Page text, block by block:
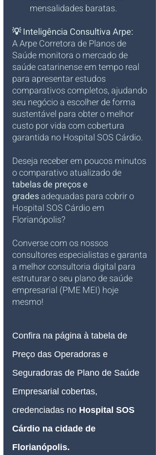
mensalidades baratas.
💡 Inteligência Consultiva Arpe:
A Arpe Corretora de Planos de
Saúde monitora o mercado de
saúde catarinense em tempo real
para apresentar estudos
comparativos completos, ajudando
seu negócio a escolher de forma
sustentável para obter o melhor
custo por vida com cobertura
garantida no Hospital SOS Cárdio.
Deseja receber em poucos minutos
o comparativo atualizado de
tabelas de preços e
grades adequadas para cobrir o
Hospital SOS Cárdio em
Florianópolis?
Converse com os nossos
consultores especialistas e garanta
a melhor consultoria digital para
estruturar o seu plano de saúde
empresarial (PME MEI) hoje
mesmo!
Confira na página à tabela de
Preço das Operadoras e
Seguradoras de Plano de Saúde
Empresarial cobertas,
credenciadas no Hospital SOS
Cárdio na cidade de
Florianópolis.